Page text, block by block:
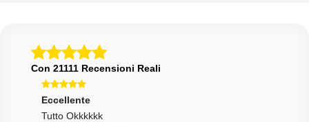
Con 21111 Recensioni Reali
Eccellente
Tutto Okkkkkk